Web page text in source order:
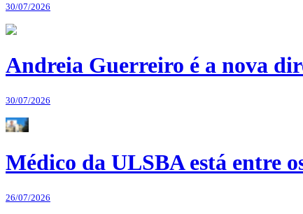
30/07/2026
Andreia Guerreiro é a nova
30/07/2026
Médico da ULSBA está entre
26/07/2026